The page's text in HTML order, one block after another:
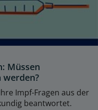
Müssen
werden?
Impf-Fragen aus der
beantwortet.